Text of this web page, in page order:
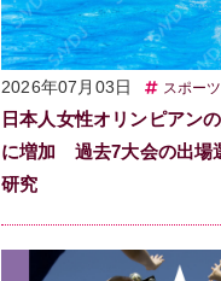
2026年07月03日 スポー
日本人女性オリンピアン
に増加 過去7大会の出場
研究